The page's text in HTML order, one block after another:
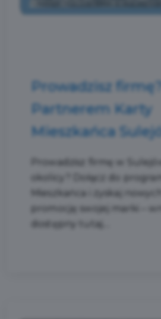
Prowadzisz
Partnerem Karty
Mieszkańca
Prowadzisz firmę w
okolicy? Dołącz do
Mieszkańca i zyskaj
promocję swojej marki –
dostępny tutaj....